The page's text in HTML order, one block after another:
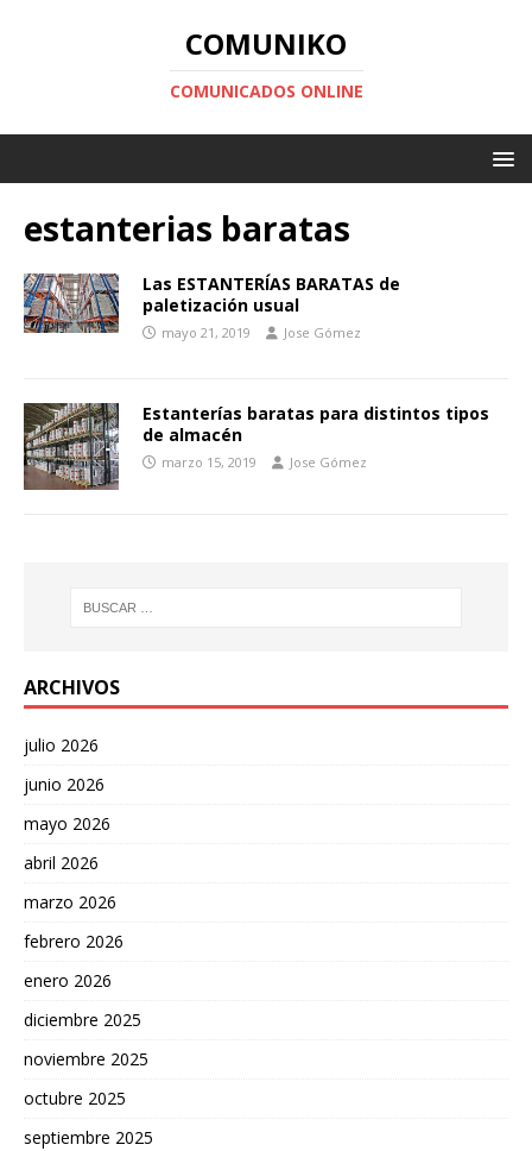
COMUNIKO
COMUNICADOS ONLINE
estanterias baratas
Las ESTANTERÍAS BARATAS de
paletización usual
mayo 21, 2019 Jose Gómez
Estanterías baratas para distintos tipos
de almacén
marzo 15, 2019 Jose Gómez
ARCHIVOS
julio 2026
junio 2026
mayo 2026
abril 2026
marzo 2026
febrero 2026
enero 2026
diciembre 2025
noviembre 2025
octubre 2025
septiembre 2025